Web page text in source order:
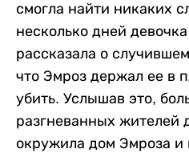
смогла найти никаких
несколько дней
рассказала о
что Эмроз держал ее в
убить. Услышав это,
разгневанных жителей
окружила дом Эмроза и